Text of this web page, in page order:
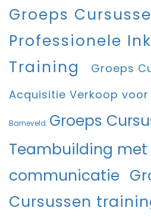
Groeps
Professionele
Training
Groeps
Acquisitie Verkoop
Barneveld. Groeps
Teambuilding
communicatie
Cursussen